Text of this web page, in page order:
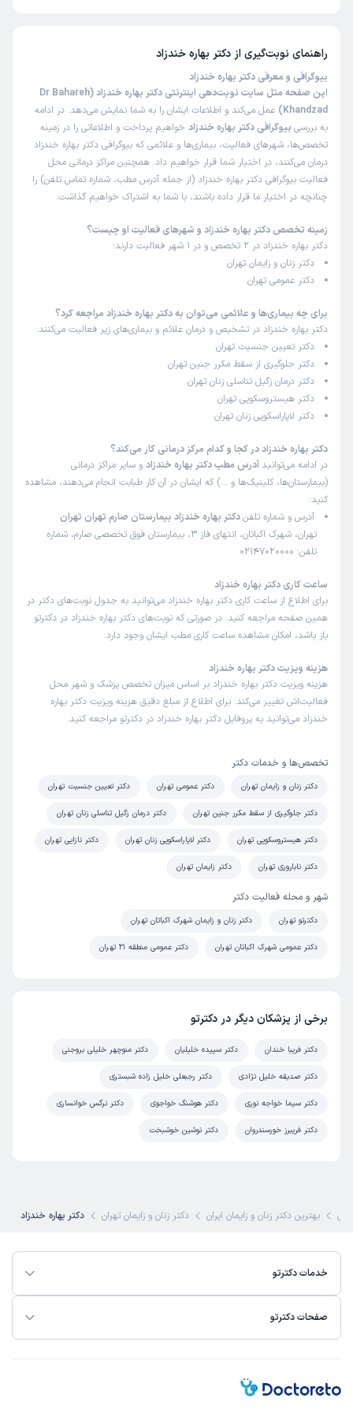
علت مراجعه: معاینه سلامت دوره‌ای
کاربر دکترتو
(
1403/12/09
)
این پزشک را پیشنهاد میکنم
زمان انتظار:45-90 دقیقه
حرف ندارم عالی
راهنمای نوبت‌گیری از دکتر بهاره خندزاد
بیوگرافی و معرفی دکتر بهاره خندزاد
این صفحه مثل سایت نوبت‌دهی اینترنتی دکتر بهاره خندزاد (Dr Bahareh
Khandzad)
عمل می‌کند و اطلاعات ایشان را به شما نمایش می‌دهد. در ادامه
به بررسی بیوگرافی دکتر بهاره خندزاد خواهیم پرداخت و اطلاعاتی را در زمینه
تخصص‌ها، شهرهای فعالیت، بیماری‌ها و علائمی که بیوگرافی دکتر بهاره خندزاد
درمان می‌کنند، در اختیار شما قرار خواهیم داد. همچنین مراکز درمانی محل
فعالیت بیوگرافی دکتر بهاره خندزاد (از جمله آدرس مطب، شماره تماس تلفن) را
چنانچه در اختیار ما قرار داده باشند، با شما به اشتراک خواهیم گذاشت.
زمینه تخصص دکتر بهاره خندزاد و شهرهای فعالیت او چیست؟
دکتر بهاره خندزاد در 2 تخصص و در 1 شهر فعالیت دارند:
دکتر زنان و زایمان تهران
دکتر عمومی تهران
برای چه بیماری‌ها و علائمی می‌توان به دکتر بهاره خندزاد مراجعه کرد؟
دکتر بهاره خندزاد در تشخیص و درمان علائم و بیماری‌های زیر فعالیت می‌کنند:
دکتر تعیین جنسیت تهران
دکتر جلوگیری از سقط مکرر جنین تهران
دکتر درمان زگیل تناسلی زنان تهران
دکتر هیستروسکوپی تهران
دکتر لاپاراسکوپی زنان تهران
دکتر بهاره خندزاد در کجا و کدام مرکز درمانی کار می‌کند؟
در ادامه می‌توانید آدرس مطب دکتر بهاره خندزاد و سایر مراکز درمانی
(بیمارستان‌ها، کلینیک‌ها و …) که ایشان در آن کار طبابت انجام می‌دهند، مشاهده
کنید:
آدرس و شماره تلفندکتر بهاره خندزاد بیمارستان صارم تهران تهران
تهران، شهرک اکباتان، انتهای فاز 3، بیمارستان فوق تخصصی صارم، شماره
تلفن: 02147020000
ساعت کاری دکتر بهاره خندزاد
برای اطلاع از ساعت کاری دکتر بهاره خندزاد می‌توانید به جدول نوبت‌های دکتر در
همین صفحه مراجعه کنید. در صورتی که نوبت‌های دکتر بهاره خندزاد در دکترتو
باز باشد، امکان مشاهده ساعت کاری مطب ایشان وجود دارد.
هزینه ویزیت دکتر بهاره خندزاد
هزینه ویزیت دکتر بهاره خندزاد بر اساس میزان تخصص پزشک و شهر محل
فعالیت‌اش تغییر می‌کند. برای اطلاع از مبلغ دقیق هزینه ویزیت دکتر بهاره
خندزاد می‌توانید به پروفایل دکتر بهاره خندزاد در دکترتو مراجعه کنید.
تخصص‌ها و خدمات دکتر
دکتر زنان و زایمان تهران دکتر عمومی تهران دکتر تعیین جنسیت تهران
دکتر جلوگیری از سقط مکرر جنین تهران دکتر درمان زگیل تناسلی زنان تهران
دکتر هیستروسکوپی تهران دکتر لاپاراسکوپی زنان تهران دکتر نازایی تهران
دکتر ناباروری تهران دکتر زایمان تهران
شهر و محله فعالیت دکتر
دکترتو تهران دکتر زنان و زایمان شهرک اکباتان تهران
دکتر عمومی شهرک اکباتان تهران دکتر عمومی منطقه 21 تهران
برخی از پزشکان دیگر در دکترتو
دکتر فریبا خندان دکتر سپیده خلیلیان دکتر منوچهر خلیلی بروجنی
دکتر صدیقه خلیل نژادی دکتر رجبعلی خلیل زاده شبستری
دکتر سیما خواجه نوری دکتر هوشنگ خواجوی دکتر نرگس خوانساری
دکتر فریبرز خورسندروان دکتر نوشین خوشبخت
بهترین دکتر زنان و زایمان ایران دکتر زنان و زایمان تهران دکتر بهاره خندزاد
خدمات دکترتو
صفحات دکترتو